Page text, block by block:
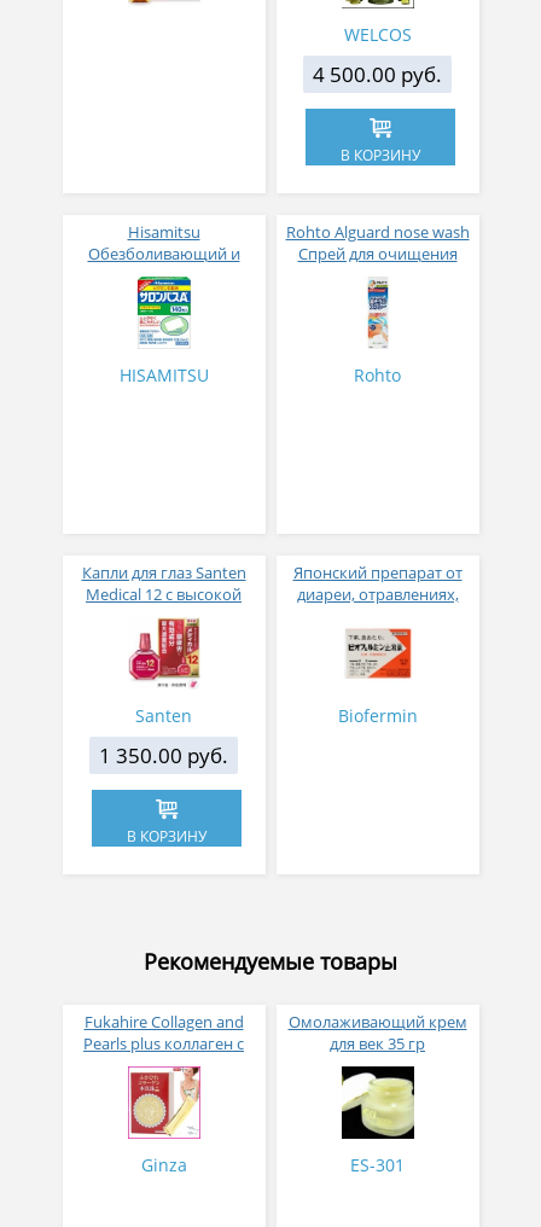
WELCOS
4 500.00 руб.
В КОРЗИНУ
Hisamitsu
Обезболивающий и
противовоспалительный
пластырь
HISAMITSU
Rohto Alguard nose wash
Спрей для очищения
носа от вирусов,
микробов и аллергенов
с ароматом мяты 100 мл
Rohto
Капли для глаз Santen
Medical 12 с высокой
концентрацией
активных компонентов
12 мл
Santen
1 350.00 руб.
В КОРЗИНУ
Японский препарат от
диареи, отравлениях,
желудочно-кишечном
тракте с
молочнокислыми
Biofermin
Рекомендуемые товары
Fukahire Collagen and
Pearls plus коллаген с
жемчужным порошком
№ 30
Ginza
Омолаживающий крем
для век 35 гр
ES-301